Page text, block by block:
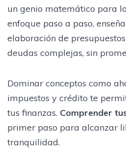
un genio matemático para
enfoque paso a paso,
elaboración de
deudas complejas, sin
Dominar conceptos como
impuestos y crédito te
tus finanzas. Comprender
primer paso para alcanzar
tranquilidad.